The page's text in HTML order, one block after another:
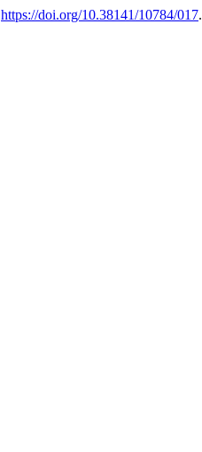
https://doi.org/10.38141/10784/017.